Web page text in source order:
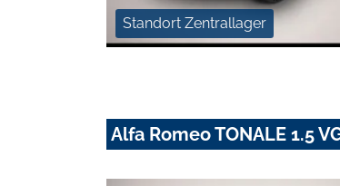
Standort Zentrallager
Alfa Romeo TONALE 1.5